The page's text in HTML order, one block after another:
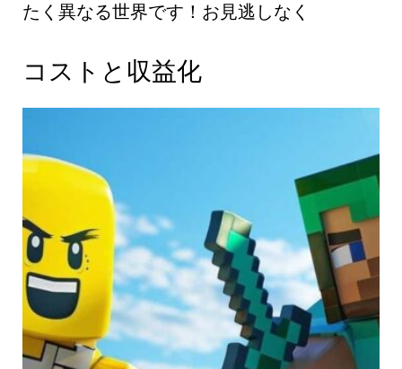
たく異なる世界です！お見逃しなく
コストと収益化